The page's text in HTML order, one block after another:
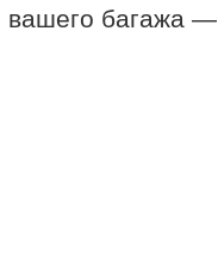
вашего багажа —